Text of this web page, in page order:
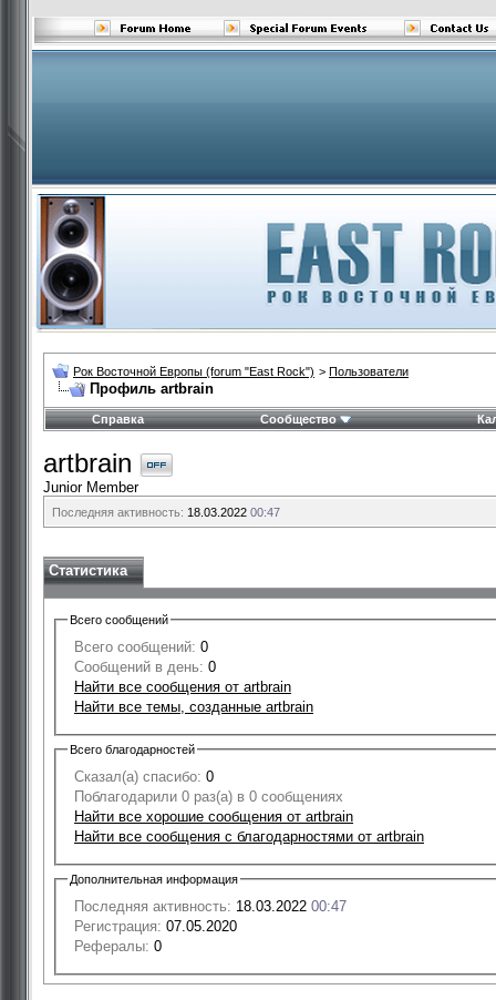
Рок Восточной Европы (forum "East Rock") > Пользователи
Профиль artbrain
Справка Сообщество
artbrain
Junior Member
Последняя активность: 18.03.2022 00:47
Статистика
Всего сообщений
Всего сообщений: 0
Сообщений в день: 0
Найти все сообщения от artbrain
Найти все темы, созданные artbrain
Всего благодарностей
Сказал(а) спасибо: 0
Поблагодарили 0 раз(а) в 0 сообщениях
Найти все хорошие сообщения от artbrain
Найти все сообщения с благодарностями от artbrain
Дополнительная информация
Последняя активность: 18.03.2022 00:47
Регистрация: 07.05.2020
Рефералы: 0